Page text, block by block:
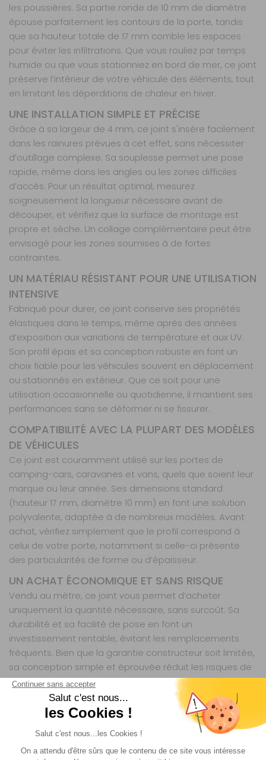
les poussières. Sa partie ronde de 10 mm de diamètre
épouse parfaitement les contours de la porte, tandis
que sa hauteur totale de 17 mm comble les espaces
pour éviter les infiltrations. Que vous rouliez par temps
humide ou que vous stationniez en bord de mer, ce joint
préserve l’intérieur de votre véhicule des éléments, tout
en limitant les déperditions de chaleur en hiver.
UNE INSTALLATION SIMPLE ET PRÉCISE
Grâce à sa largeur de 4 mm, ce joint s'insère facilement
dans les rainures prévues à cet effet, sans nécessiter
d’outillage complexe. Sa souplesse permet une pose
rapide, même dans les angles ou les zones difficiles
d’accès. Pour un résultat optimal, mesurez
soigneusement la longueur nécessaire avant de
découper, et vérifiez que la surface de montage est
propre et sèche. Un collage complémentaire peut être
envisagé pour les zones soumises à de fortes
contraintes.
UN MATÉRIAU RÉSISTANT POUR UNE UTILISATION
INTENSIVE
Fabriqué pour durer, ce joint conserve ses propriétés
élastiques dans le temps, même après des années
d’exposition aux variations de température et aux UV.
Son profil épais et sa conception robuste en font un
choix fiable pour les véhicules souvent en déplacement
ou stationnés en extérieur. Que ce soit pour une
utilisation occasionnelle ou quotidienne, il maintient ses
performances sans se déformer ni se fissurer.
COMPATIBILITÉ AVEC LA PLUPART DES MODÈLES
DE VÉHICULES
Ce joint est couramment utilisé sur les portes de
camping-cars, caravanes et vans, quels que soient leur
marque ou leur année. Ses dimensions standard
(hauteur 17 mm, diamètre 10 mm) en font une solution
polyvalente, adaptée à de nombreux modèles. Avant
achat, vérifiez simplement que le profil correspond à
celui de votre porte, notamment si celle-ci présente
des particularités de forme ou d’épaisseur.
UN ACHAT ÉCONOMIQUE ET SANS RISQUE
Vendu au mètre, ce joint vous permet d’acheter
uniquement la quantité nécessaire, sans surcoût. Sa
durabilité et sa facilité de pose en font un
investissement rentable, évitant les remplacements
fréquents. Bien que la garantie constructeur soit limitée,
sa conception simple et éprouvée réduit les risques de
défaillance prématurée. Un choix judicieux pour les
camping-caristes exigeants, soucieux de qualité et
d’efficacité.
BY est une marque spécialisée dans les équipements